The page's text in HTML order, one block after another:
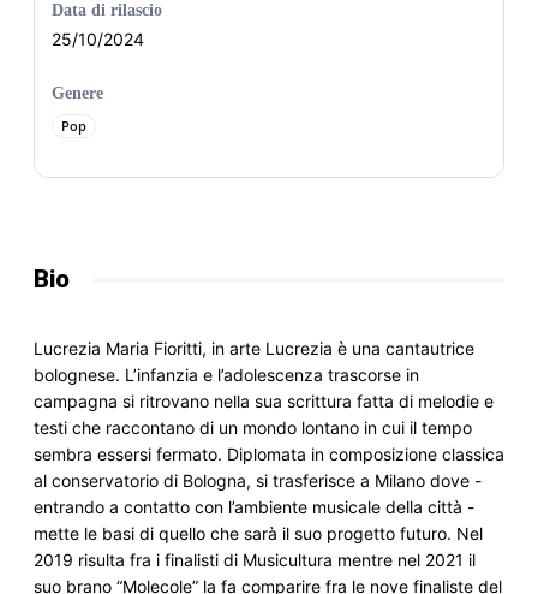
Bio
Lucrezia Maria Fioritti, in arte Lucrezia è una cantautrice
bolognese. L’infanzia e l’adolescenza trascorse in
campagna si ritrovano nella sua scrittura fatta di melodie e
testi che raccontano di un mondo lontano in cui il tempo
sembra essersi fermato. Diplomata in composizione classica
al conservatorio di Bologna, si trasferisce a Milano dove -
entrando a contatto con l’ambiente musicale della città -
mette le basi di quello che sarà il suo progetto futuro. Nel
2019 risulta fra i finalisti di Musicultura mentre nel 2021 il
suo brano “Molecole” la fa comparire fra le nove finaliste del
Data di rilascio
25/10/2024
Genere
Pop